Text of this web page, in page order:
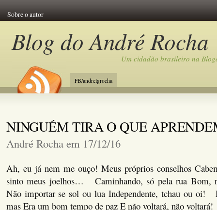
Sobre o autor
Blog do André Rocha
Um cidadão brasileiro na
FB/andrelgrocha
NINGUÉM TIRA O QUE
André Rocha em 17/12/16
Ah, eu já nem me ouço! Meus próprios conselhos
sinto meus joelhos… Caminhando, só pela rua Bom,
Não importar se sol ou lua Independente, tchau ou oi!
mas Era um bom tempo de paz E não voltará, não